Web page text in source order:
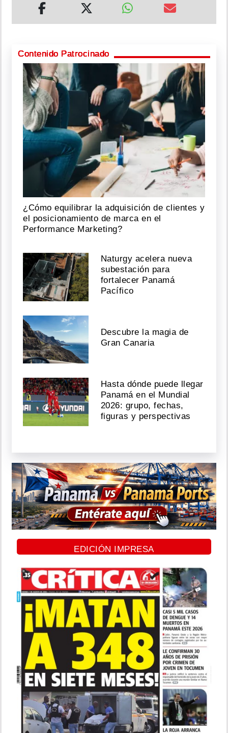
Contenido Patrocinado
¿Cómo equilibrar la adquisición de clientes y
el posicionamiento de marca en el
Performance Marketing?
Naturgy acelera nueva
subestación para
fortalecer Panamá
Pacífico
Descubre la magia de
Gran Canaria
Hasta dónde puede llegar
Panamá en el Mundial
2026: grupo, fechas,
figuras y perspectivas
EDICIÓN IMPRESA